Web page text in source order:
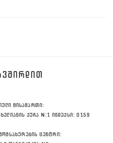
ᲛᲘᲡᲐᲛᲐᲠᲗᲘ:
ᲥᲣᲩᲐ N:1 ᲘᲜᲓᲔᲥᲡᲘ: 0159
ᲪᲔᲜᲢᲠᲘ: